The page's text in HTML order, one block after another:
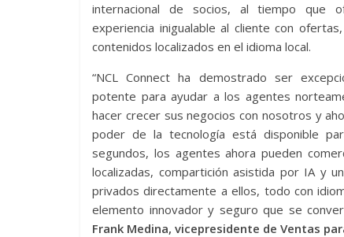
internacional de socios, al tiempo que
experiencia inigualable al cliente con
contenidos localizados en el idioma local.
“NCL Connect ha demostrado ser
potente para ayudar a los agentes
hacer crecer sus negocios con nosotros y
poder de la tecnología está disponible
segundos, los agentes ahora pueden
localizadas, compartición asistida por IA y
privados directamente a ellos, todo con
elemento innovador y seguro que se
Frank Medina, vicepresidente de Ventas